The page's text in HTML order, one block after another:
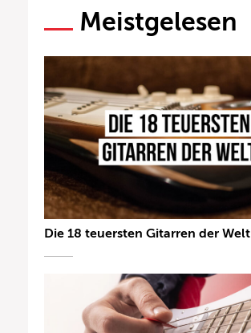
Meistgelesen
Die 18 teuersten Gitarren der Welt